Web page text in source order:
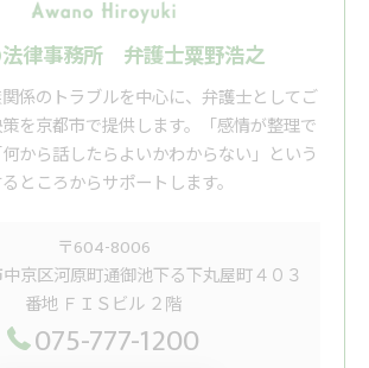
律事務所 弁護士粟野浩之
係のトラブルを中心に、弁護士としてご
を京都市で提供します。「感情が整理で
から話したらよいかわからない」という
ところからサポートします。
〒604-8006
京区河原町通御池下る下丸屋町４０３
番地 ＦＩＳビル ２階
075-777-1200